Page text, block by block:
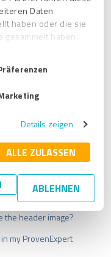
Daten
haben oder die sie
gesammelt haben.
Details zeigen
ALLE ZULASSEN
ABLEHNEN
it?
my ProvenExpert
the header image?
my ProvenExpert